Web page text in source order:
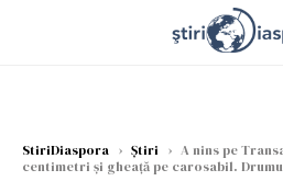
StiriDiaspora › Știri › A nins pe
centimetri și gheață pe carosabil.